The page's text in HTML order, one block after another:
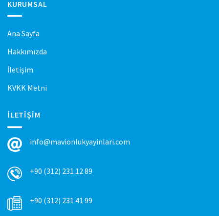
KURUMSAL
Ana Sayfa
Hakkımızda
İletişim
KVKK Metni
İLETIŞIM
info@mavionlukyayinlari.com
+90 (312) 231 12 89
+90 (312) 231 41 99